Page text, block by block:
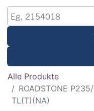
Alle Produkte
ROADSTONE
TL(T)(NA)